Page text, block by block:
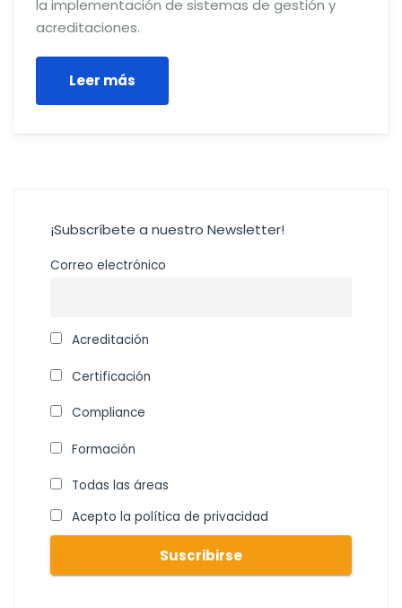
la implementación de sistemas de gestión y
acreditaciones.
Leer más
¡Subscríbete a nuestro Newsletter!
Correo electrónico
Acreditación
Certificación
Compliance
Formación
Todas las áreas
Acepto la política de privacidad